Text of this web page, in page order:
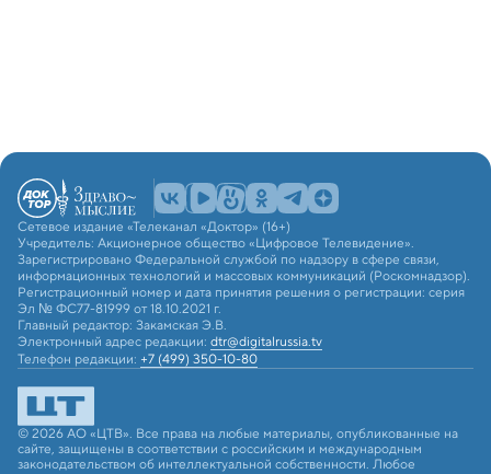
Сетевое издание «Телеканал «Доктор» (16+)
Учредитель: Акционерное общество «Цифровое Телевидение».
Зарегистрировано Федеральной службой по надзору в сфере связи,
информационных технологий и массовых коммуникаций (Роскомнадзор).
Регистрационный номер и дата принятия решения о регистрации: серия
Эл № ФС77-81999 от 18.10.2021 г.
Главный редактор: Закамская Э.В.
Электронный адрес редакции: dtr@digitalrussia.tv
Телефон редакции: +7 (499) 350-10-80
© 2026 АО «ЦТВ». Все права на любые материалы, опубликованные на
сайте, защищены в соответствии с российским и международным
законодательством об интеллектуальной собственности. Любое